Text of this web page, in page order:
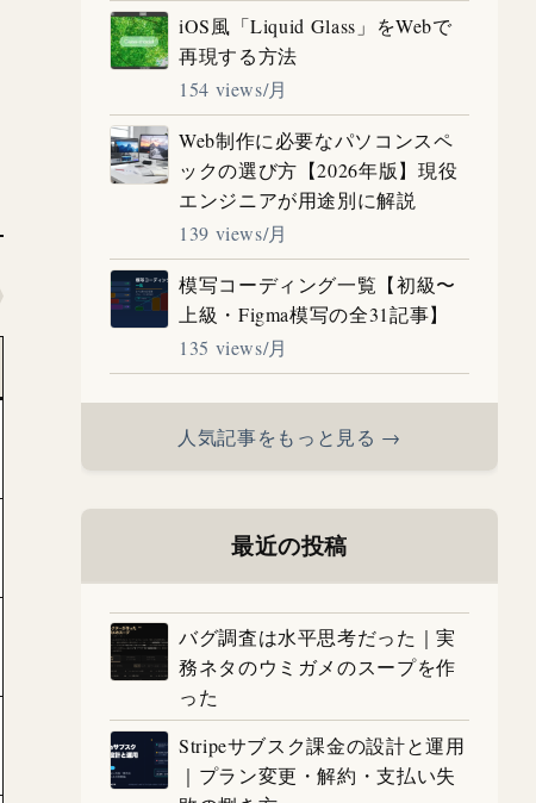
iOS風「Liquid Glass」をWebで
再現する方法
154 views/月
Web制作に必要なパソコンスペ
ックの選び方【2026年版】現役
エンジニアが用途別に解説
139 views/月
模写コーディング一覧【初級〜
上級・Figma模写の全31記事】
135 views/月
人気記事をもっと見る →
最近の投稿
バグ調査は水平思考だった｜実
務ネタのウミガメのスープを作
った
Stripeサブスク課金の設計と運用
｜プラン変更・解約・支払い失